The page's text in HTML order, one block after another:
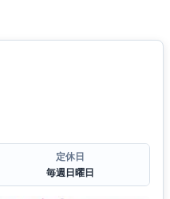
定休日
毎週日曜日